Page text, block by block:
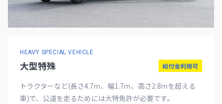
HEAVY SPECIAL VEHICLE
⼤型特殊 給付金利用可
トラクターなど(長さ4.7ｍ、幅1.7ｍ、高さ2.8ｍを超える
車)で、公道を走るためには大特免許が必要です。